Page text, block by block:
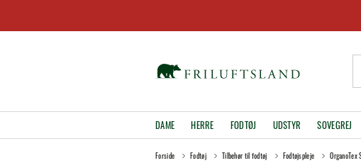
DAME HERRE FODTØJ UDSTYR SOVEGREJ
Forside Fodtøj Tilbehør til fodtøj Fodtøjspleje OrganoTex